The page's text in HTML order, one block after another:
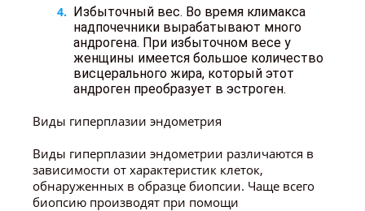
Избыточный вес. Во время климакса
надпочечники вырабатывают много
андрогена. При избыточном весе у
женщины имеется большое количество
висцерального жира, который этот
андроген преобразует в эстроген.
Виды гиперплазии эндометрия
Виды гиперплазии эндометрии различаются в
зависимости от характеристик клеток,
обнаруженных в образце биопсии. Чаще всего
биопсию производят при помощи